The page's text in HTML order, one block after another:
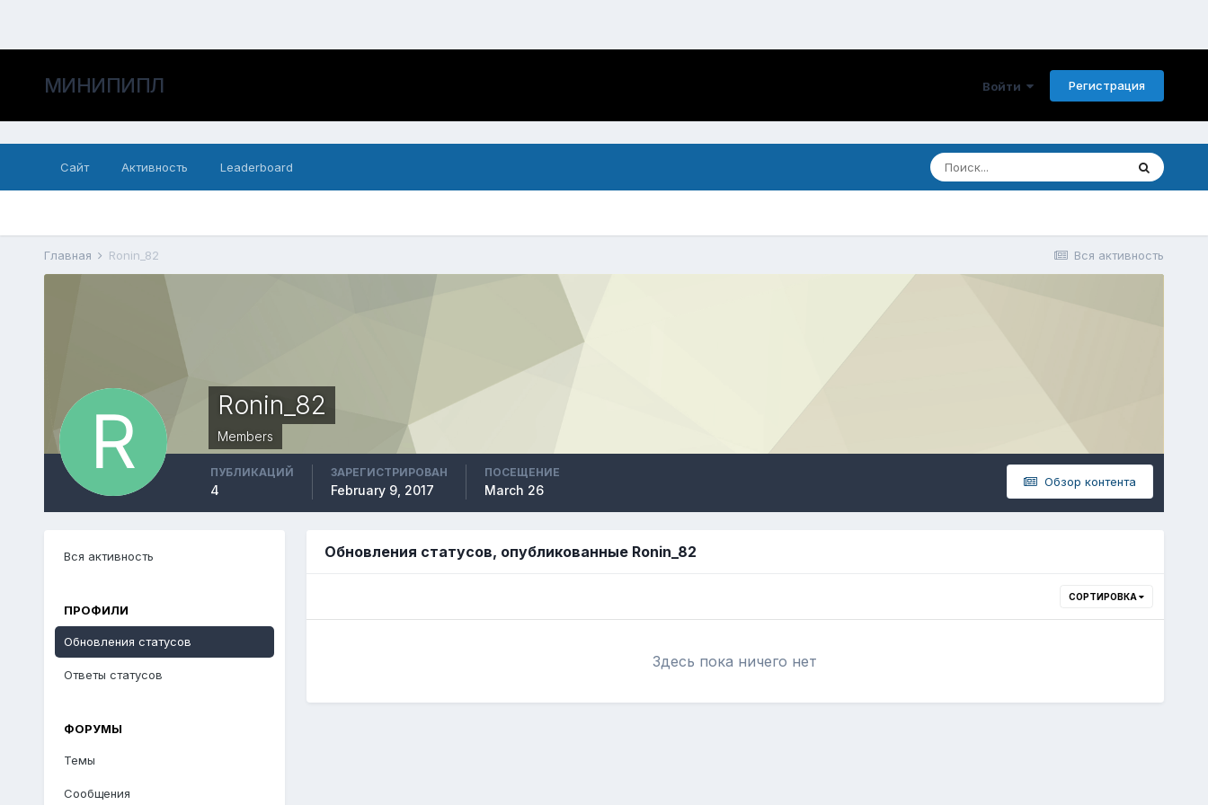
МИНИПИПЛ Войти Регистрация
Сайт Активность Leaderboard
Вся активность
Главная Ronin_82
Ronin_82
Members
Обзор контента
ПУБЛИКАЦИЙ
4
ЗАРЕГИСТРИРОВАН
February 9, 2017
ПОСЕЩЕНИЕ
March 26
Вся активность
ПРОФИЛИ
Обновления статусов
Ответы статусов
ФОРУМЫ
Темы
Сообщения
Обновления статусов, опубликованные Ronin_82
СОРТИРОВКА
Здесь пока ничего нет